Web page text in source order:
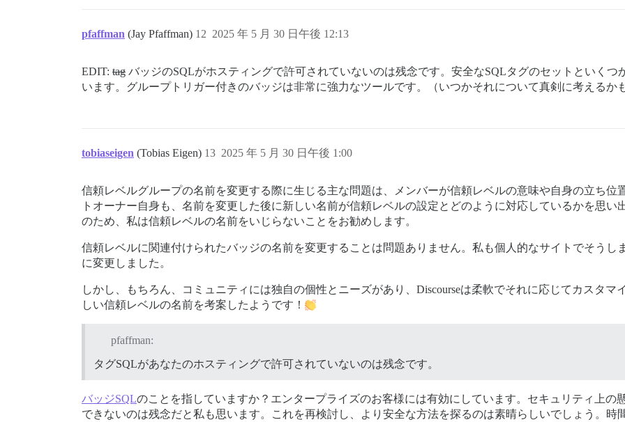
pfaffman (Jay Pfaffman) 2025 年 5 月 30 日午後 12:13
12
EDIT: tag バッジのSQLがホスティングで許可されていないのは残念です。安全なSQLタグのセットといく
います。グループトリガー付きのバッジは非常に強力なツールです。（いつかそれについて真剣に考えるか
tobiaseigen (Tobias Eigen) 2025 年 5 月 30 日午後 1:00
13
信頼レベルグループの名前を変更する際に生じる主な問題は、メンバーが信頼レベルの意味や自身の立ち位
トオーナー自身も、名前を変更した後に新しい名前が信頼レベルの設定とどのように対応しているかを思
のため、私は信頼レベルの名前をいじらないことをお勧めします。
信頼レベルに関連付けられたバッジの名前を変更することは問題ありません。私も個人的なサイトでそうし
に変更しました。
しかし、もちろん、コミュニティには独自の個性とニーズがあり、Discourseは柔軟でそれに応じてカスタマ
しい信頼レベルの名前を考案したようです！
pfaffman:
タグSQLがあなたのホスティングで許可されていないのは残念です。
バッジSQLのことを指していますか？エンタープライズのお客様には有効にしています。セキュリティ上の
できないのは残念だと私も思います。これを再検討し、より安全な方法を探るのは素晴らしいでしょう。